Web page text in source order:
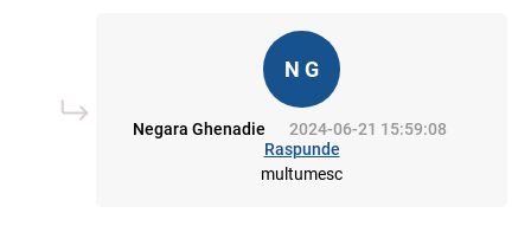
N G
Negara Ghenadie
2024-06-21 15:59:08
Raspunde
multumesc